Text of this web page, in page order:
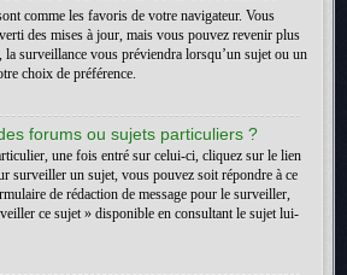
comme les favoris de votre navigateur. Vous
des mises à jour, mais vous pouvez revenir plus
la surveillance vous préviendra lorsqu’un sujet ou un
choix de préférence.
forums ou sujets particuliers ?
une fois entré sur celui-ci, cliquez sur le lien
surveiller un sujet, vous pouvez soit répondre à ce
de rédaction de message pour le surveiller,
ce sujet » disponible en consultant le sujet lui-